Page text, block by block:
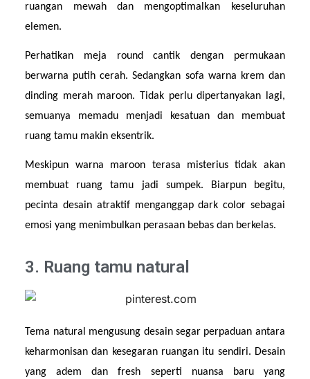
ruangan mewah dan mengoptimalkan keseluruhan
elemen.
Perhatikan meja round cantik dengan permukaan
berwarna putih cerah. Sedangkan sofa warna krem dan
dinding merah maroon. Tidak perlu dipertanyakan lagi,
semuanya memadu menjadi kesatuan dan membuat
ruang tamu makin eksentrik.
Meskipun warna maroon terasa misterius tidak akan
membuat ruang tamu jadi sumpek. Biarpun begitu,
pecinta desain atraktif menganggap dark color sebagai
emosi yang menimbulkan perasaan bebas dan berkelas.
3. Ruang tamu natural
Tema natural mengusung desain segar perpaduan antara
keharmonisan dan kesegaran ruangan itu sendiri. Desain
yang adem dan fresh seperti nuansa baru yang